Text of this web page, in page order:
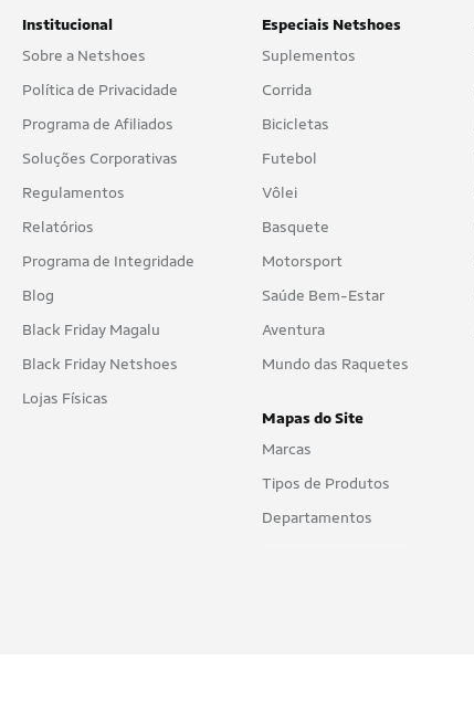
Institucional
Sobre a Netshoes
Política de Privacidade
Programa de Afiliados
Soluções Corporativas
Regulamentos
Relatórios
Programa de Integridade
Blog
Black Friday Magalu
Black Friday Netshoes
Lojas Físicas
Especiais Netshoes
Suplementos
Corrida
Bicicletas
Futebol
Vôlei
Basquete
Motorsport
Saúde Bem-Estar
Aventura
Mundo das Raquetes
Mapas do Site
Marcas
Tipos de Produtos
Departamentos